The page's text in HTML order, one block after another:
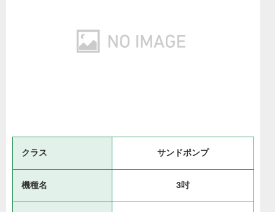
クラス サンドポンプ
機種名 3吋